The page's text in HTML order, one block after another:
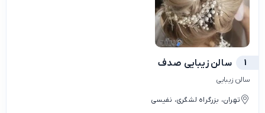
1 سالن زیبایی صدف
سالن زیبایی
تهران، بزرگراه لشگری، نفیسی